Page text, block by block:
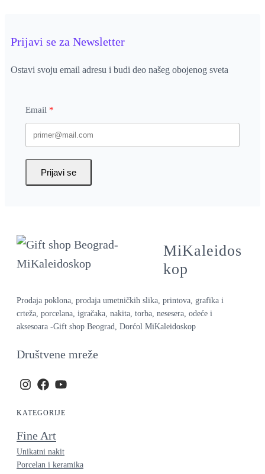
Prijavi se za Newsletter
Ostavi svoju email adresu i budi deo našeg obojenog sveta
Email
Prijavi se
MiKaleidos
kop
Prodaja poklona, prodaja umetničkih slika, printova, grafika i
crteža, porcelana, igračaka, nakita, torba, nesesera, odeće i
aksesoara -Gift shop Beograd, Dorćol MiKaleidoskop
Društvene mreže
KATEGORIJE
Fine Art
Unikatni nakit
Porcelan i keramika